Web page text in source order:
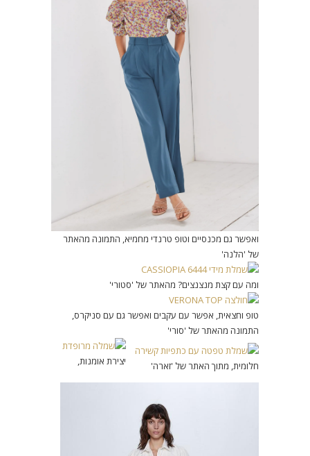
ואפשר גם מכנסיים וטופ טרנדי מחמיא, התמונה מהאתר
של 'הלנה'
ומה עם קצת מנצנצים? מהאתר של 'סטורי'
טופ וחצאית, אפשר עם עקבים ואפשר גם עם סניקרס,
התמונה מהאתר של 'סורי'
חלומית, מתוך האתר של 'זארה' יצירת אומנות,